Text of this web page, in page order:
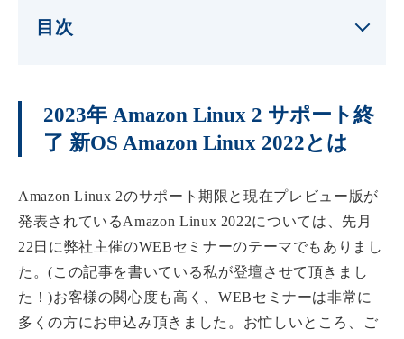
目次
2023年 Amazon Linux 2 サポート終
了 新OS Amazon Linux 2022とは
Amazon Linux 2のサポート期限と現在プレビュー版が
発表されているAmazon Linux 2022については、先月
22日に弊社主催のWEBセミナーのテーマでもありまし
た。(この記事を書いている私が登壇させて頂きまし
た！)お客様の関心度も高く、WEBセミナーは非常に
多くの方にお申込み頂きました。お忙しいところ、ご